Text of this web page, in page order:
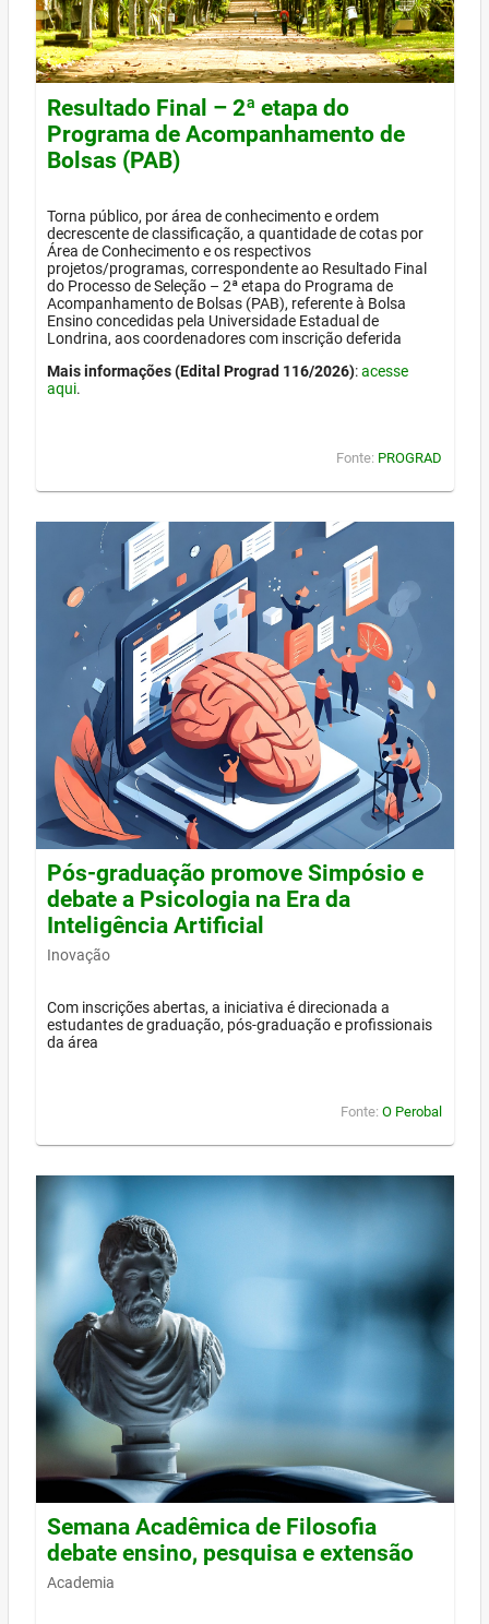
Resultado Final – 2ª etapa do
Programa de Acompanhamento de
Bolsas (PAB)
Torna público, por área de conhecimento e ordem
decrescente de classificação, a quantidade de cotas por
Área de Conhecimento e os respectivos
projetos/programas, correspondente ao Resultado Final
do Processo de Seleção – 2ª etapa do Programa de
Acompanhamento de Bolsas (PAB), referente à Bolsa
Ensino concedidas pela Universidade Estadual de
Londrina, aos coordenadores com inscrição deferida
Mais informações (Edital Prograd 116/2026):acesse
aqui.
Fonte: PROGRAD
Pós-graduação promove Simpósio e
debate a Psicologia na Era da
Inteligência Artificial
Inovação
Com inscrições abertas, a iniciativa é direcionada a
estudantes de graduação, pós-graduação e profissionais
da área
Fonte: O Perobal
Semana Acadêmica de Filosofia
debate ensino, pesquisa e extensão
Academia